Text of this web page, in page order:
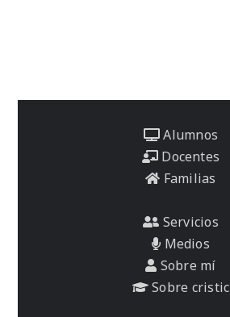
Alumnos
Docentes
Familias
Servicios
Medios
Sobre mí
Sobre cristic